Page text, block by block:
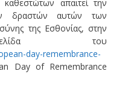
απαιτεί την
δραστών αυτών των
της Εσθονίας, στην
του
day-remembrance-
Day of Remembrance